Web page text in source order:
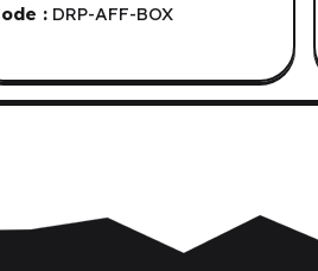
: DRP-AFF-BOX